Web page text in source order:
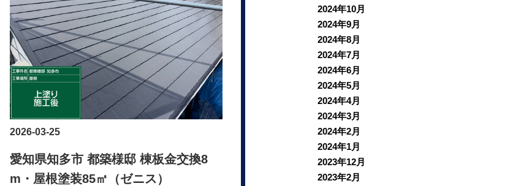
2026-03-25
愛知県知多市 都築様邸 棟板金交換8
m・屋根塗装85㎡（ゼニス）
2024年10月
2024年9月
2024年8月
2024年7月
2024年6月
2024年5月
2024年4月
2024年3月
2024年2月
2024年1月
2023年12月
2023年2月